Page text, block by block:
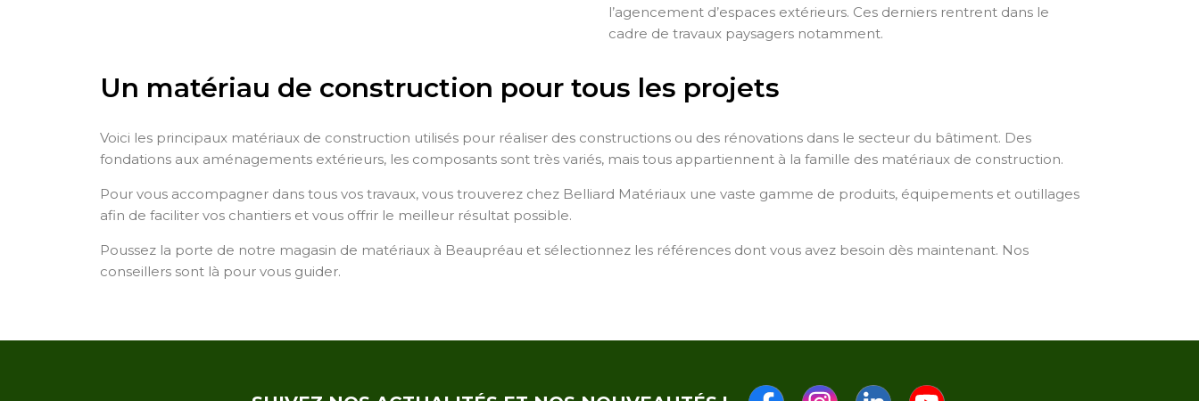
l’agencement d’espaces extérieurs. Ces derniers rentrent dans le
cadre de travaux paysagers notamment.
Un matériau de construction pour tous les projets
Voici les principaux matériaux de construction utilisés pour réaliser des constructions ou des rénovations dans le secteur du bâtiment. Des
fondations aux aménagements extérieurs, les composants sont très variés, mais tous appartiennent à la famille des matériaux de construction.
Pour vous accompagner dans tous vos travaux, vous trouverez chez Belliard Matériaux une vaste gamme de produits, équipements et outillages
afin de faciliter vos chantiers et vous offrir le meilleur résultat possible.
Poussez la porte de notre magasin de matériaux à Beaupréau et sélectionnez les références dont vous avez besoin dès maintenant. Nos
conseillers sont là pour vous guider.